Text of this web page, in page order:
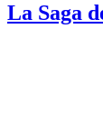
La Saga